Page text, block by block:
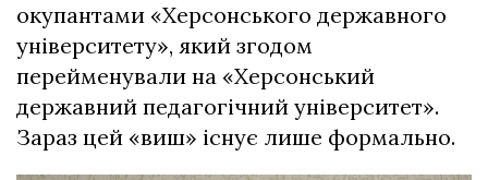
окупантами «Херсонського державного
університету», який згодом
перейменували на «Херсонський
державний педагогічний університет».
Зараз цей «виш» існує лише формально.